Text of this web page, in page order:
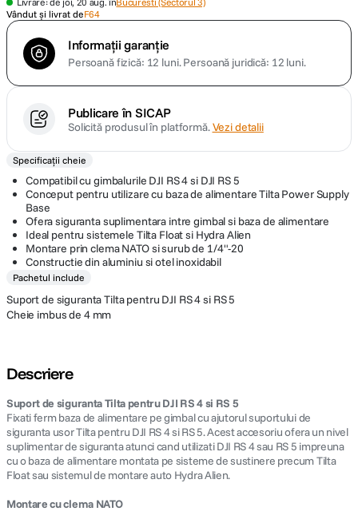
10. insta 360
Vândut și livrat deF64
Informații garanție
Persoană fizică: 12 luni.Persoană juridică: 12 luni.
Publicare în SICAP
Solicită produsul în platformă.Vezi detalii
Specificații cheie
Compatibil cu gimbalurile DJI RS 4 si DJI RS 5
Conceput pentru utilizare cu baza de alimentare Tilta Power Supply
Base
Ofera siguranta suplimentara intre gimbal si baza de alimentare
Ideal pentru sistemele Tilta Float si Hydra Alien
Montare prin clema NATO si surub de 1/4"-20
Constructie din aluminiu si otel inoxidabil
Pachetul include
Suport de siguranta Tilta pentru DJI RS 4 si RS 5
Cheie imbus de 4 mm
Descriere
Suport de siguranta Tilta pentru DJI RS 4 si RS 5
Fixati ferm baza de alimentare pe gimbal cu ajutorul suportului de
siguranta usor Tilta pentru DJI RS 4 si RS 5. Acest accesoriu ofera un nivel
suplimentar de siguranta atunci cand utilizati DJI RS 4 sau RS 5 impreuna
cu o baza de alimentare montata pe sisteme de sustinere precum Tilta
Float sau sistemul de montare auto Hydra Alien.
Montare cu clema NATO